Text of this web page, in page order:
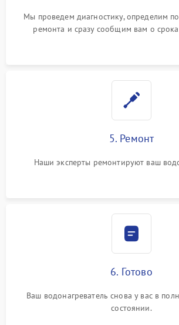
Мы проведем диагностику, определим
ремонта и сразу сообщим вам о
5. Ремонт
Наши эксперты ремонтируют ваш
6. Готово
Ваш водонагреватель снова у вас в
состоянии.